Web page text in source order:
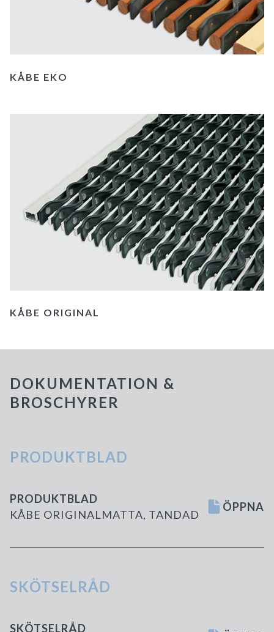
KÅBE EKO
KÅBE ORIGINAL
DOKUMENTATION &
BROSCHYRER
PRODUKTBLAD
PRODUKTBLAD
KÅBE ORIGINALMATTA, TANDAD
ÖPPNA
SKÖTSELRÅD
SKÖTSELRÅD